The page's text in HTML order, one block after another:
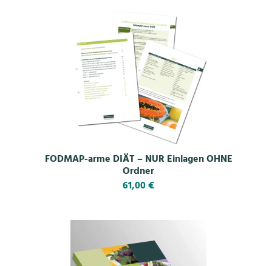
FODMAP-arme DIÄT – NUR Einlagen OHNE
Ordner
61,00€